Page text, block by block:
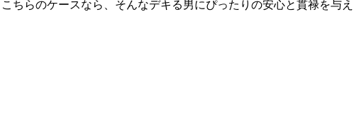
ちらのケースなら、そんなデキる男にぴったりの安心と貫禄を与え